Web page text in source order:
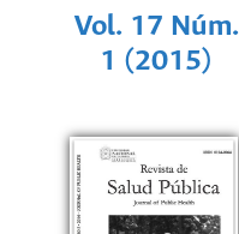
Vol. 17 Núm.
1 (2015)